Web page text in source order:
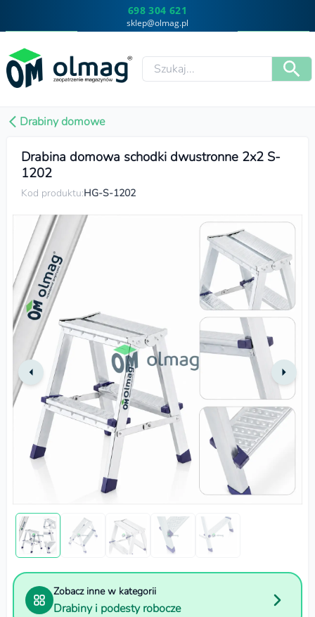
698 304 621
sklep@olmag.pl
Drabiny domowe
Drabina domowa schodki dwustronne 2x2 S-
1202
Kod produktu:HG-S-1202
Zobacz inne w kategorii
Drabiny i podesty robocze